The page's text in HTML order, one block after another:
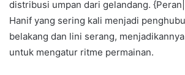
distribusi umpan dari gelandang.
Hanif yang sering kali menjadi
belakang dan lini serang,
untuk mengatur ritme permainan.